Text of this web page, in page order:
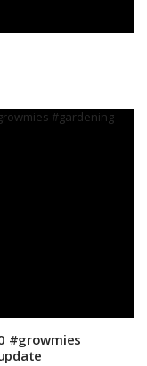
#growmies